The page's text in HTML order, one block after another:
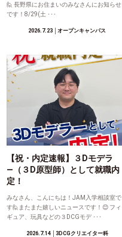
🙋 長野県にお住まいのみなさんにお知らせ
です！8/29(土 ･･･
2026.7.23 │オープンキャンパス
【祝・内定速報】３Dモデラ
―（３D原型師）として就職内
定！
みなさん、こんにちは！JAM入学相談室で
す🙋またまた嬉しいニュースです！😊 フィ
ギュア、玩具などの３DCGモデ ･･･
2026.7.14│3DCGクリエイター科